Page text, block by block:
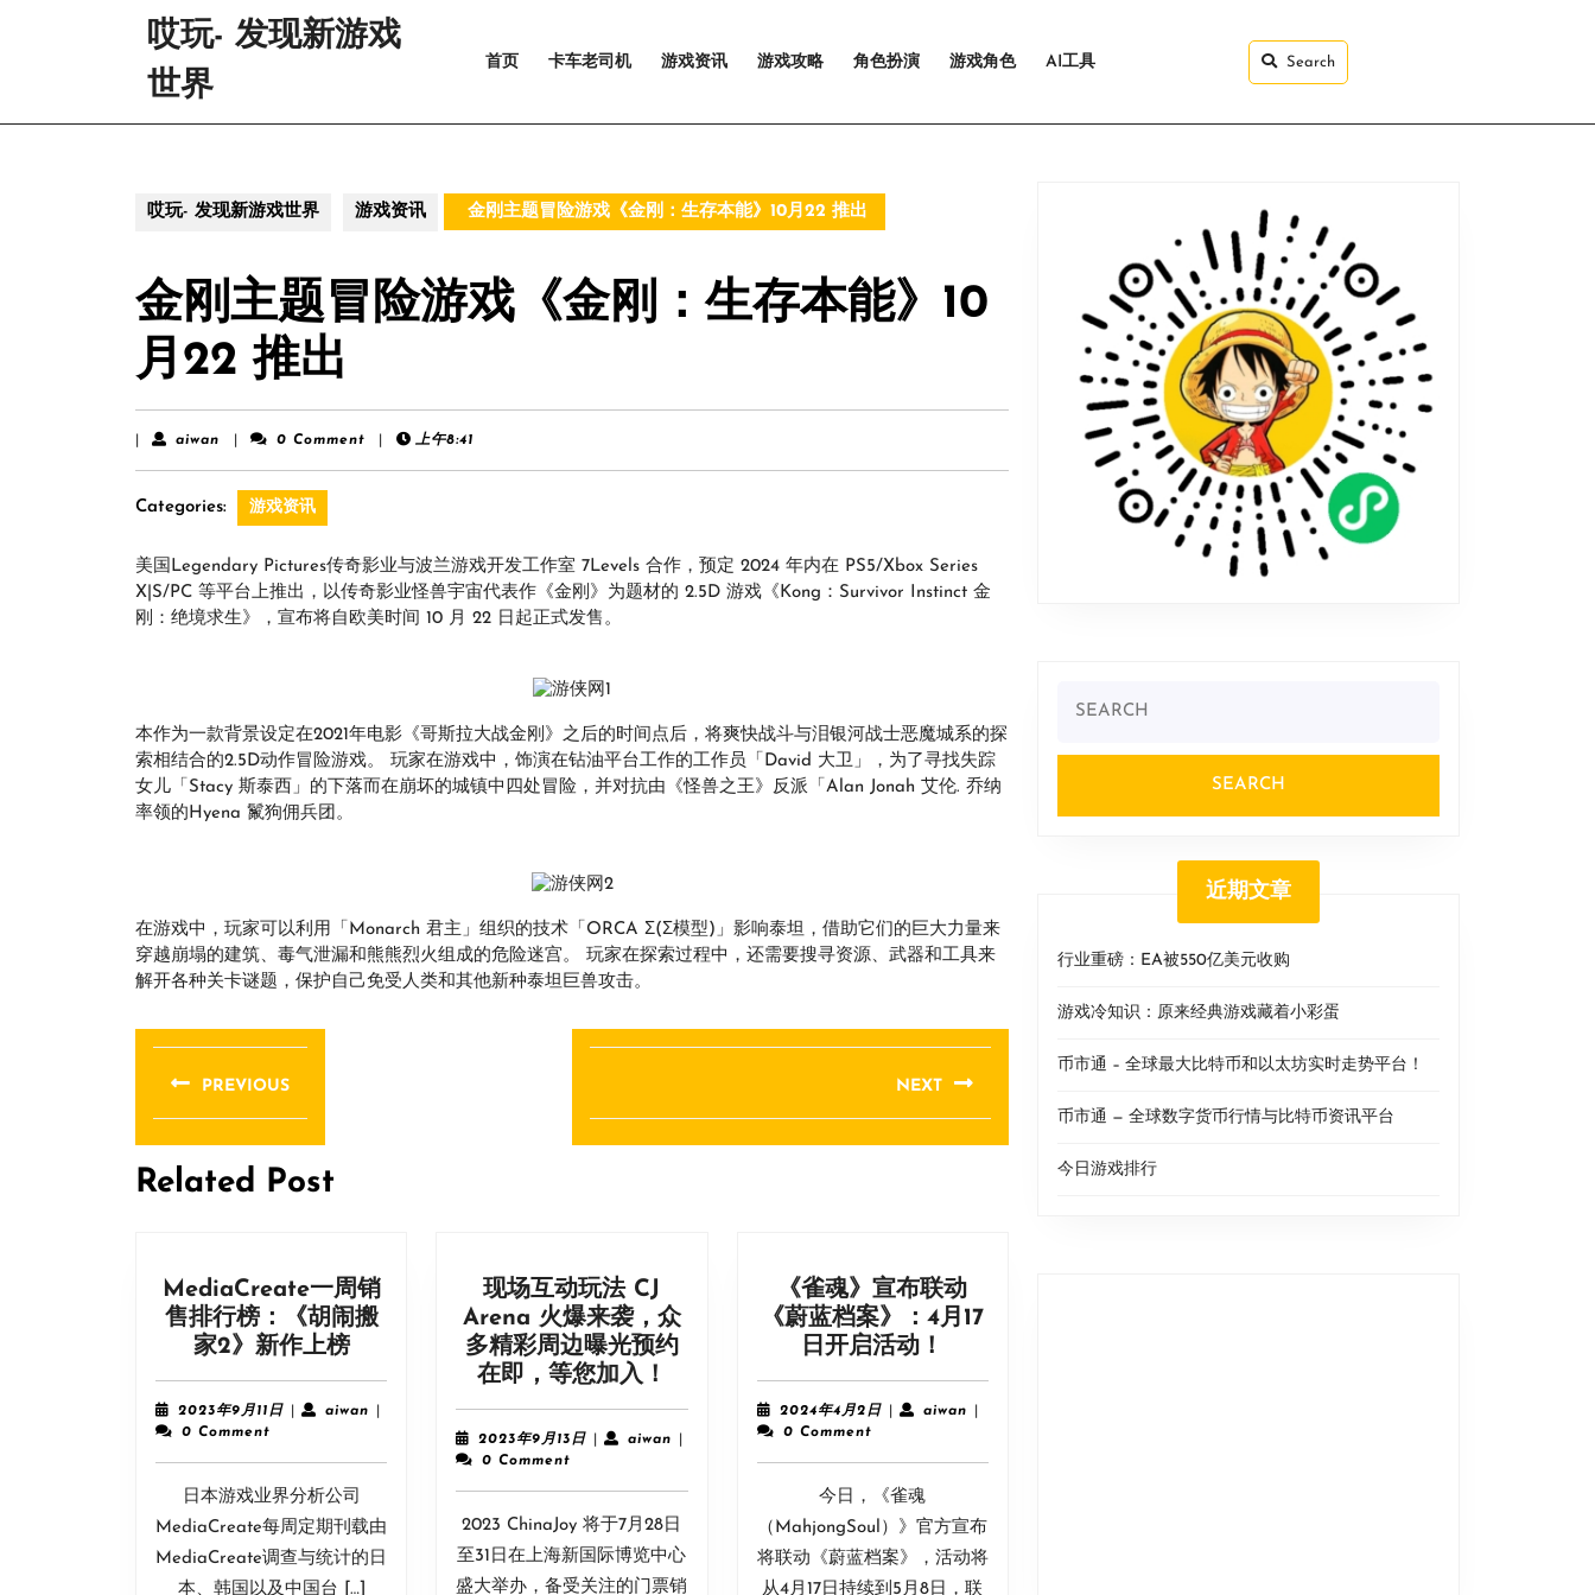
哎玩- 发现新游戏
世界
首页 卡车老司机 游戏资讯 游戏攻略 角色扮演 游戏角色 AI工具 Search
哎玩- 发现新游戏世界 游戏资讯 金刚主题冒险游戏《金刚：生存本能》10月22 推出
金刚主题冒险游戏《金刚：生存本能》10
月22 推出
aiwan aiwan 0 Comment 上午8:41
Categories: 游戏资讯
美国Legendary Pictures传奇影业与波兰游戏开发工作室 7Levels 合作，预定 2024 年内在 PS5/Xbox Series
X|S/PC 等平台上推出，以传奇影业怪兽宇宙代表作《金刚》为题材的 2.5D 游戏《Kong：Survivor Instinct 金
刚：绝境求生》，宣布将自欧美时间 10 月 22 日起正式发售。
本作为一款背景设定在2021年电影《哥斯拉大战金刚》之后的时间点后，将爽快战斗与泪银河战士恶魔城系的探
索相结合的2.5D动作冒险游戏。 玩家在游戏中，饰演在钻油平台工作的工作员「David 大卫」，为了寻找失踪
女儿「Stacy 斯泰西」的下落而在崩坏的城镇中四处冒险，并对抗由《怪兽之王》反派「Alan Jonah 艾伦. 乔纳
率领的Hyena 鬣狗佣兵团。
在游戏中，玩家可以利用「Monarch 君主」组织的技术「ORCA Σ(Σ模型)」影响泰坦，借助它们的巨大力量来
穿越崩塌的建筑、毒气泄漏和熊熊烈火组成的危险迷宫。 玩家在探索过程中，还需要搜寻资源、武器和工具来
解开各种关卡谜题，保护自己免受人类和其他新种泰坦巨兽攻击。
文
章
导
航
PREVIOUS
post:
NEXT
post:
Related Post
MediaCreate一周销
售排行榜：《胡闹搬
家2》新作上榜MediaCreate
一
周
售
排
行
榜：
《胡
2023年9月11日2023
11
日
aiwanaiwan
0 Comment
日本游戏业界分析公司
MediaCreate每周定期刊载由
MediaCreate调查与统计的日
本、韩国以及中国台 […]
现场互动玩法 CJ
Arena 火爆来袭，众
多精彩周边曝光预约
在即，等您加入！
场
互
玩
法
CJ
Arena
2023年9月13日2023
13
日
aiwan
0 Comment
2023 ChinaJoy 将于7月28日
至31日在上海新国际博览中心
盛大举办，备受关注的门票销
《雀魂》宣布联动
《蔚蓝档案》：4月17
日开启活动！
魂》
宣
联
《蔚
蓝
档
2024年4月2日2024
2
日
aiwanaiwan
0 Comment
今日，《雀魂
（MahjongSoul）》官方宣布
将联动《蔚蓝档案》，活动将
从4月17日持续到5月8日，联
for:
近期文章
行业重磅：EA被550亿美元收购
游戏冷知识：原来经典游戏藏着小彩蛋
币市通 – 全球最大比特币和以太坊实时走势平台！
币市通 — 全球数字货币行情与比特币资讯平台
今日游戏排行